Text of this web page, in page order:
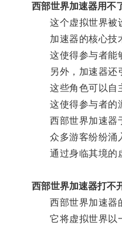
西部世界加速器用不
这个虚拟世界被设
加速器的核心技术
这使得参与者能够
另外，加速器还引
这些角色可以自主
这使得参与者的游
西部世界加速器于
众多游客纷纷涌入
通过身临其境的虚
西部世界加速器打不
西部世界加速器的
它将虚拟世界以一